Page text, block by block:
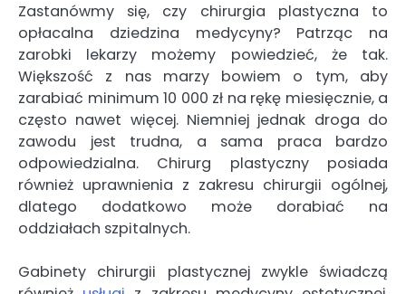
Zastanówmy się, czy chirurgia plastyczna to
opłacalna dziedzina medycyny? Patrząc na
zarobki lekarzy możemy powiedzieć, że tak.
Większość z nas marzy bowiem o tym, aby
zarabiać minimum 10 000 zł na rękę miesięcznie, a
często nawet więcej. Niemniej jednak droga do
zawodu jest trudna, a sama praca bardzo
odpowiedzialna. Chirurg plastyczny posiada
również uprawnienia z zakresu chirurgii ogólnej,
dlatego dodatkowo może dorabiać na
oddziałach szpitalnych.
Gabinety chirurgii plastycznej zwykle świadczą